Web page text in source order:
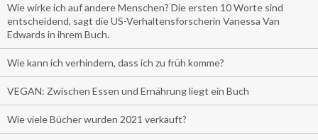
Wie wirke ich auf andere Menschen? Die ersten 10 Worte sind
entscheidend, sagt die US-Verhaltensforscherin Vanessa Van
Edwards in ihrem Buch.
Wie kann ich verhindern, dass ich zu früh komme?
VEGAN: Zwischen Essen und Ernährung liegt ein Buch
Wie viele Bücher wurden 2021 verkauft?